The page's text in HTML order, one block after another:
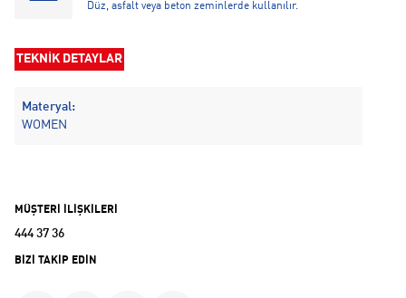
Düz, asfalt veya beton zeminlerde kullanılır.
TEKNİK DETAYLAR
Materyal:
WOMEN
MÜŞTERİ İLİŞKİLERİ
444 37 36
BİZİ TAKİP EDİN